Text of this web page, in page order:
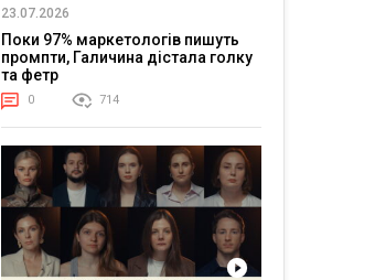
23.07.2026
Поки 97% маркетологів пишуть
промпти, Галичина дістала голку
та фетр
0 714